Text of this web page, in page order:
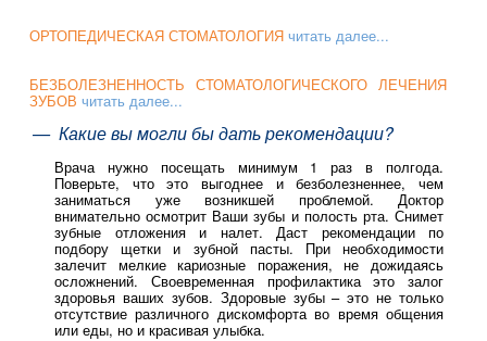
ОРТОПЕДИЧЕСКАЯ СТОМАТОЛОГИЯ читать далее...
БЕЗБОЛЕЗНЕННОСТЬ СТОМАТОЛОГИЧЕСКОГО ЛЕЧЕНИЯ
ЗУБОВ читать далее...
— Какие вы могли бы дать рекомендации?
Врача нужно посещать минимум 1 раз в полгода.
Поверьте, что это выгоднее и безболезненнее, чем
заниматься уже возникшей проблемой. Доктор
внимательно осмотрит Ваши зубы и полость рта. Снимет
зубные отложения и налет. Даст рекомендации по
подбору щетки и зубной пасты. При необходимости
залечит мелкие кариозные поражения, не дожидаясь
осложнений. Своевременная профилактика это залог
здоровья ваших зубов. Здоровые зубы – это не только
отсутствие различного дискомфорта во время общения
или еды, но и красивая улыбка.